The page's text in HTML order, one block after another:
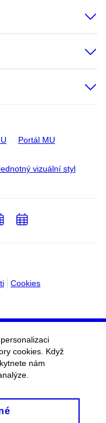
Portál MU
vizuální styl
Cookies
PřidatPřidat
cookies. Když
nám